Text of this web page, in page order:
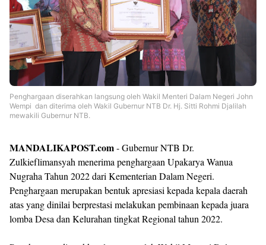
Penghargaan diserahkan langsung oleh Wakil Menteri Dalam Negeri John
Wempi dan diterima oleh Wakil Gubernur NTB Dr. Hj. Sitti Rohmi Djalilah
mewakili Gubernur NTB.
MANDALIKAPOST.com- Gubernur NTB Dr.
Zulkieflimansyah menerima penghargaan Upakarya Wanua
Nugraha Tahun 2022 dari Kementerian Dalam Negeri.
Penghargaan merupakan bentuk apresiasi kepada kepala daerah
atas yang dinilai berprestasi melakukan pembinaan kepada juara
lomba Desa dan Kelurahan tingkat Regional tahun 2022.